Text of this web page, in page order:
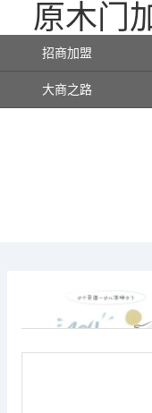
原木门
招商加盟
大商之路